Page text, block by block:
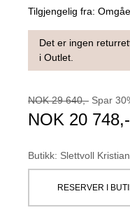
Tilgjengelig fra:
Det er ingen
i Outlet.
NOK 29 640,- Spar 30
NOK 20 748,-
Butikk: Slettvoll
RESERVER I